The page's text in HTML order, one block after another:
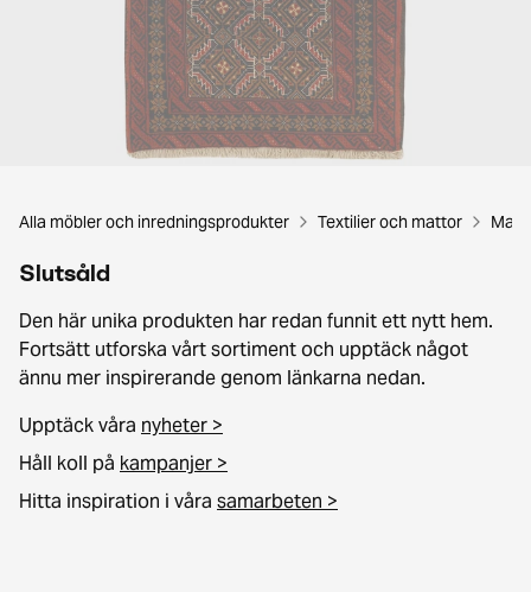
Alla möbler och inredningsprodukter Textilier och mattor
Slutsåld
Den här unika produkten har redan funnit ett nytt hem.
Fortsätt utforska vårt sortiment och upptäck något
ännu mer inspirerande genom länkarna nedan.
Upptäck våra nyheter >
Håll koll på kampanjer >
Hitta inspiration i våra samarbeten >